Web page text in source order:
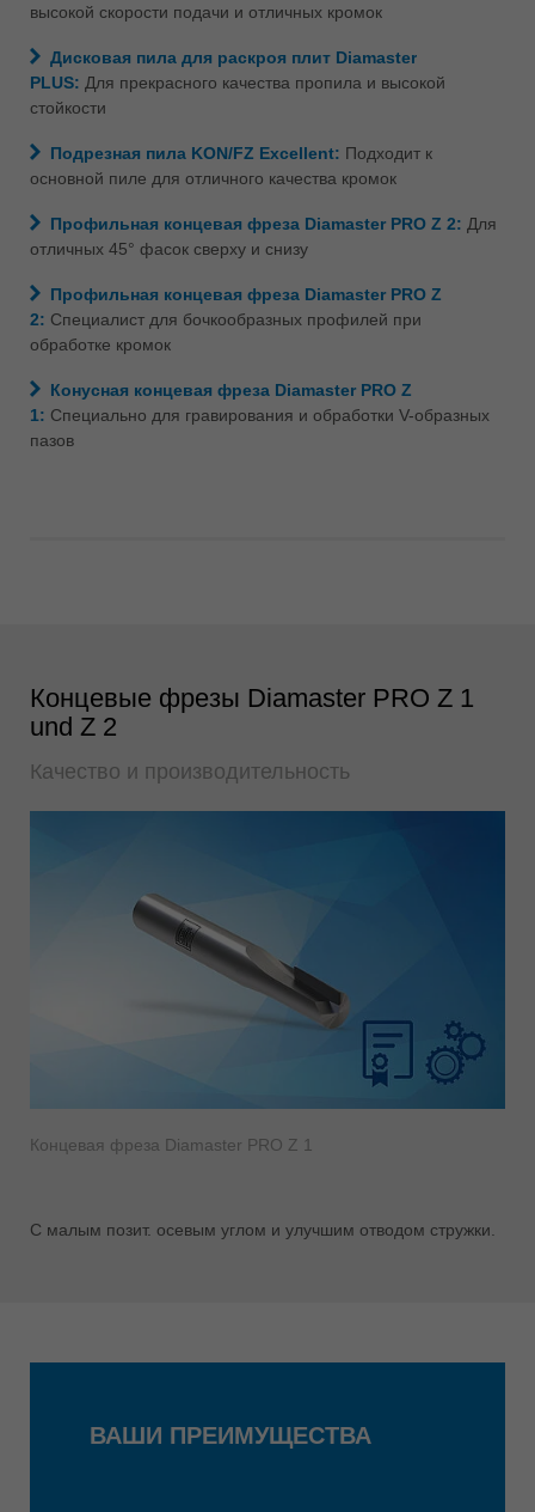
высокой скорости подачи и отличных кромок
Дисковая пила для раскроя плит Diamaster
PLUS: Для прекрасного качества пропила и высокой
стойкости
Подрезная пила KON/FZ Excellent: Подходит к
основной пиле для отличного качества кромок
Профильная концевая фреза Diamaster PRO Z 2: Для
отличных 45° фасок сверху и снизу
Профильная концевая фреза Diamaster PRO Z
2: Специалист для бочкообразных профилей при
обработке кромок
Конусная концевая фреза Diamaster PRO Z
1: Специально для гравирования и обработки V-образных
пазов
Концевые фрезы Diamaster PRO Z 1
und Z 2
Качество и производительность
Концевая фреза Diamaster PRO Z 1
С малым позит. осевым углом и улучшим отводом стружки.
ВАШИ ПРЕИМУЩЕСТВА